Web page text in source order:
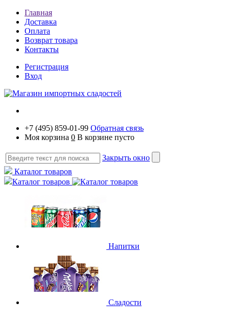
Главная
Доставка
Оплата
Возврат товара
Контакты
Регистрация
Вход
+7 (495) 859-01-99 Обратная связь
Моя корзина 0 В корзине пусто
Закрыть окно
Каталог товаров
Каталог товаров
Напитки
Сладости